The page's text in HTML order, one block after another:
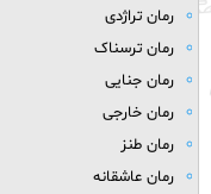
رمان تراژدی
رمان ترسناک
رمان جنایی
رمان خارجی
رمان طنز
رمان عاشقانه